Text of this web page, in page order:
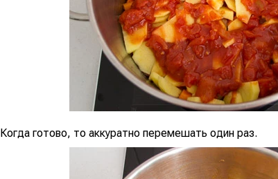
Когда готово, то аккуратно перемешать один раз.